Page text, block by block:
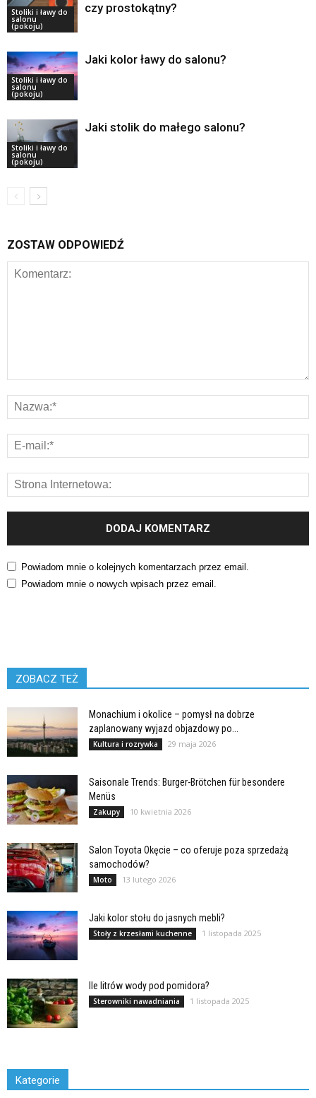
Stoliki i ławy do
salonu
(pokoju)
czy prostokątny?
Stoliki i ławy do
salonu
(pokoju)
Jaki kolor ławy do salonu?
Stoliki i ławy do
salonu
(pokoju)
Jaki stolik do małego salonu?
ZOSTAW ODPOWIEDŹ
Powiadom mnie o kolejnych komentarzach przez email.
Powiadom mnie o nowych wpisach przez email.
ZOBACZ TEŻ
Monachium i okolice – pomysł na dobrze
zaplanowany wyjazd objazdowy po...
Kultura i rozrywka 29 maja 2026
Saisonale Trends: Burger-Brötchen für besondere
Menüs
Zakupy 10 kwietnia 2026
Salon Toyota Okęcie – co oferuje poza sprzedażą
samochodów?
Moto 13 lutego 2026
Jaki kolor stołu do jasnych mebli?
Stoły z krzesłami kuchenne 1 listopada 2025
Ile litrów wody pod pomidora?
Sterowniki nawadniania 1 listopada 2025
Kategorie